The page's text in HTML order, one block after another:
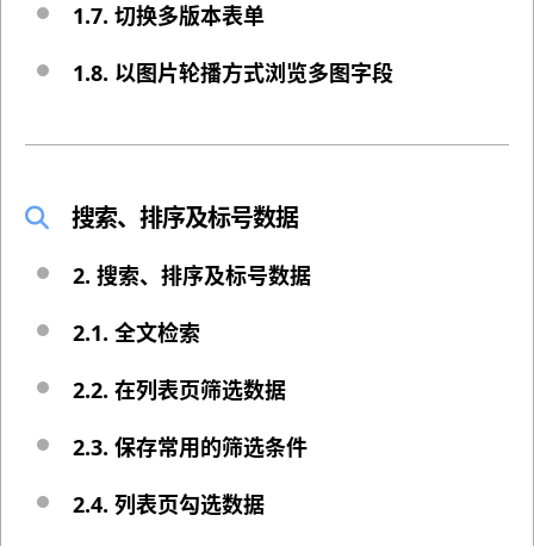
1.7. 切换多版本表单
1.8. 以图片轮播方式浏览多图字段
搜索、排序及标号数据
2. 搜索、排序及标号数据
2.1. 全文检索
2.2. 在列表页筛选数据
2.3. 保存常用的筛选条件
2.4. 列表页勾选数据